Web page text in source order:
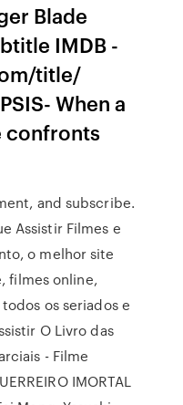
Blade
IMDB -
title/
When a
confronts
and subscribe.
Assistir Filmes e
o melhor site
filmes online,
os seriados e
O Livro das
- Filme
IMORTAL